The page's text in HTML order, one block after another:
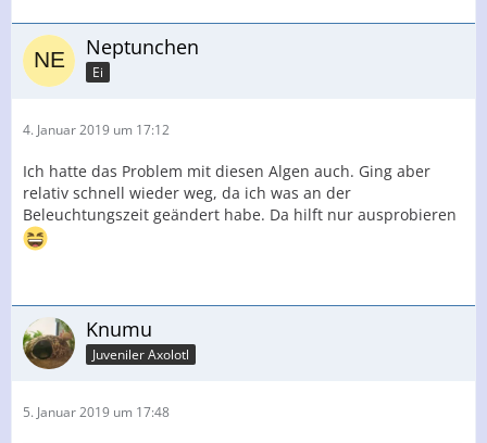
Neptunchen
Ei
4. Januar 2019 um 17:12
Ich hatte das Problem mit diesen Algen auch. Ging aber
relativ schnell wieder weg, da ich was an der
Beleuchtungszeit geändert habe. Da hilft nur ausprobieren
Knumu
Juveniler Axolotl
5. Januar 2019 um 17:48